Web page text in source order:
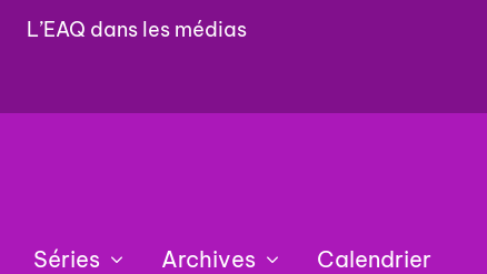
L’EAQ dans les médias
Séries Archives Calendrier